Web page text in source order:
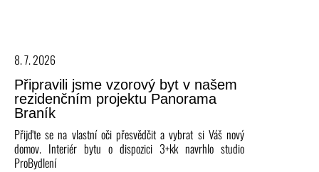
8. 7. 2026
Připravili jsme vzorový byt v našem
rezidenčním projektu Panorama
Braník
Přijďte se na vlastní oči přesvědčit a vybrat si Váš nový
domov. Interiér bytu o dispozici 3+kk navrhlo studio
ProBydlení